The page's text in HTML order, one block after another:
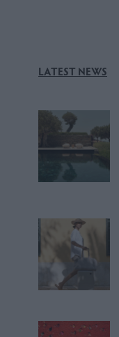
LATEST NEWS